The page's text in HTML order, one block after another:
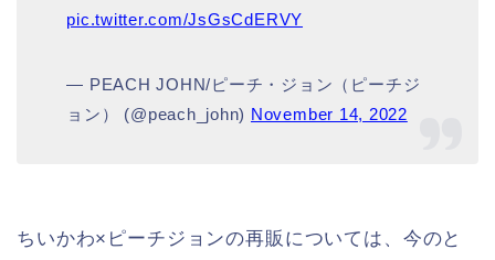
pic.twitter.com/JsGsCdERVY
— PEACH JOHN/ピーチ・ジョン（ピーチジ
ョン） (@peach_john) November 14, 2022
ちいかわ×ピーチジョンの再販については、今のと